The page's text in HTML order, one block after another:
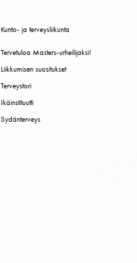
Kunto- ja terveysliikunta
Tervetuloa Masters-urheilijaksi!
Liikkumisen suositukset
Terveystori
Ikäinstituutti
Sydänterveys